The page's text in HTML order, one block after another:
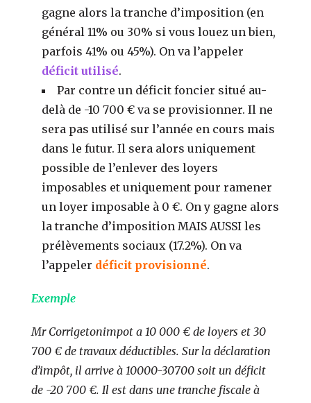
gagne alors la tranche d’imposition (en
général 11% ou 30% si vous louez un bien,
parfois 41% ou 45%). On va l’appeler
déficit utilisé.
Par contre un déficit foncier situé au-
delà de -10 700 € va se provisionner. Il ne
sera pas utilisé sur l’année en cours mais
dans le futur. Il sera alors uniquement
possible de l’enlever des loyers
imposables et uniquement pour ramener
un loyer imposable à 0 €. On y gagne alors
la tranche d’imposition MAIS AUSSI les
prélèvements sociaux (17.2%). On va
l’appeler déficit provisionné.
Exemple
Mr Corrigetonimpot a 10 000 € de loyers et 30
700 € de travaux déductibles. Sur la déclaration
d’impôt, il arrive à 10000-30700 soit un déficit
de -20 700 €. Il est dans une tranche fiscale à